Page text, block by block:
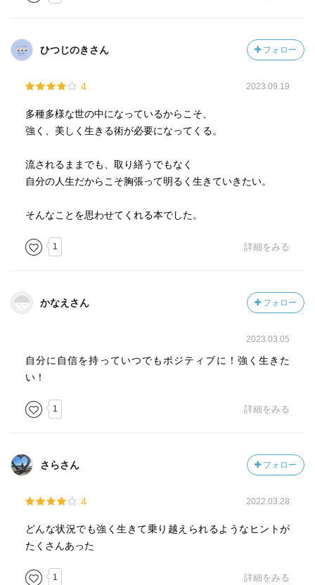
ひつじのきさん フォロー
4 2023.09.19
多種多様な世の中になっているからこそ、
強く、美しく生きる術が必要になってくる。
流されるままでも、取り繕うでもなく
自分の人生だからこそ胸張って明るく生きていきたい。
そんなことを思わせてくれる本でした。
1 詳細をみる
かなえさん フォロー
2023.03.05
自分に自信を持っていつでもポジティブに！強く生きた
い！
1 詳細をみる
さらさん フォロー
4 2022.03.28
どんな状況でも強く生きて乗り越えられるようなヒントが
たくさんあった
1 詳細をみる